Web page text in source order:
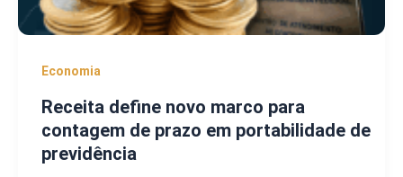
Economia
Receita define novo marco para
contagem de prazo em portabilidade de
previdência